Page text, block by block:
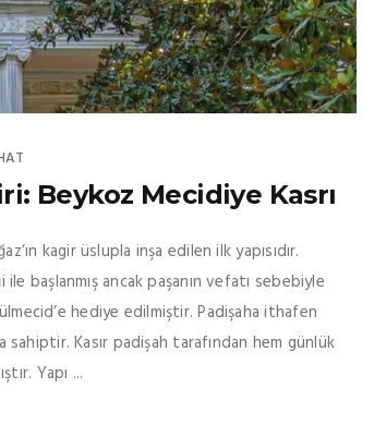
Beykoz Mecidiye Kasrı
kagir üslupla inşa edilen ilk yapısıdır.
ile başlanmış ancak paşanın vefatı sebebiyle
hediye edilmiştir. Padişaha ithafen
sahiptir. Kasır padişah tarafından hem günlük
Yapı ...